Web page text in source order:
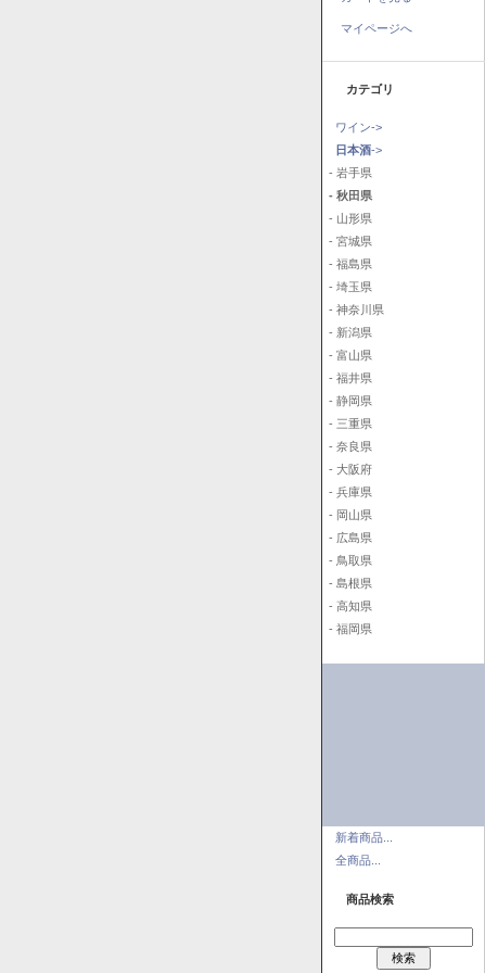
マイページへ
カテゴリ
ワイン->
日本酒->
- 岩手県
- 秋田県
- 山形県
- 宮城県
- 福島県
- 埼玉県
- 神奈川県
- 新潟県
- 富山県
- 福井県
- 静岡県
- 三重県
- 奈良県
- 大阪府
- 兵庫県
- 岡山県
- 広島県
- 鳥取県
- 島根県
- 高知県
- 福岡県
新着商品...
全商品...
商品検索